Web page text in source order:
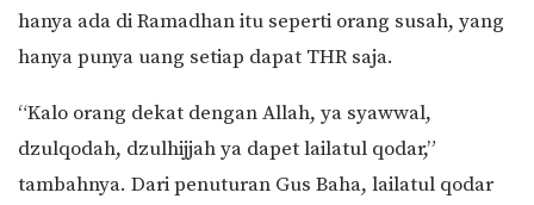
hanya ada di Ramadhan itu seperti orang susah, yang
hanya punya uang setiap dapat THR saja.
“Kalo orang dekat dengan Allah, ya syawwal,
dzulqodah, dzulhijjah ya dapet lailatul qodar,”
tambahnya. Dari penuturan Gus Baha, lailatul qodar